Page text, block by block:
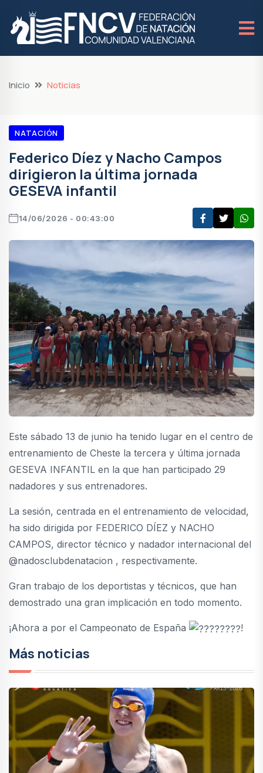
Inicio Noticias
NATACIÓN
Federico Díez y Nacho Campos
dirigieron la última jornada
GESEVA infantil
14/06/2026 - 00:43:00
Este sábado 13 de junio ha tenido lugar en el centro de
entrenamiento de Cheste la tercera y última jornada
GESEVA INFANTIL en la que han participado 29
nadadores y sus entrenadores.
La sesión, centrada en el entrenamiento de velocidad,
ha sido dirigida por FEDERICO DÍEZ y NACHO
CAMPOS, director técnico y nadador internacional del
@nadosclubdenatacion , respectivamente.
Gran trabajo de los deportistas y técnicos, que han
demostrado una gran implicación en todo momento.
¡Ahora a por el Campeonato de España !
Más noticias